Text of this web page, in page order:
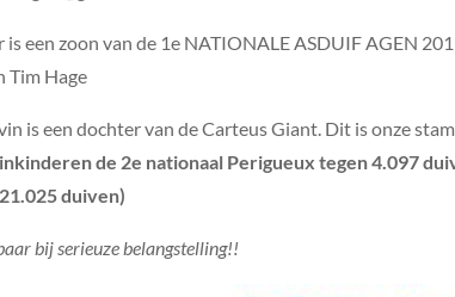
is een zoon van de 1e NATIONALE ASDUIF AGEN
Tim Hage
is een dochter van de Carteus Giant. Dit is onze
de 2e nationaal Perigueux tegen 4.097
duiven)
bij serieuze belangstelling!!